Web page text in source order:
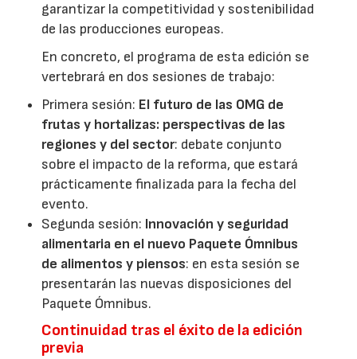
garantizar la competitividad y sostenibilidad
de las producciones europeas.
En concreto, el programa de esta edición se
vertebrará en dos sesiones de trabajo:
Primera sesión: El futuro de las OMG de
frutas y hortalizas: perspectivas de las
regiones y del sector: debate conjunto
sobre el impacto de la reforma, que estará
prácticamente finalizada para la fecha del
evento.
Segunda sesión: Innovación y seguridad
alimentaria en el nuevo Paquete Ómnibus
de alimentos y piensos: en esta sesión se
presentarán las nuevas disposiciones del
Paquete Ómnibus.
Continuidad tras el éxito de la edición
previa